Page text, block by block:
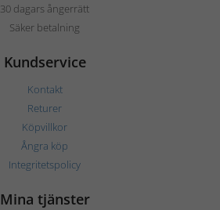
30 dagars ångerrätt
Säker betalning
Kundservice
Kontakt
Returer
Köpvillkor
Ångra köp
Integritetspolicy
Mina tjänster